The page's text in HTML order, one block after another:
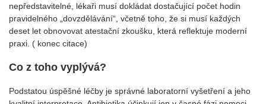
nepředstavitelné, lékaři musí dokládat dostačující počet hodin
pravidelného „dovzdělávání“, včetně toho, že si musí každých
deset let obnovovat atestační zkoušku, která reflektuje moderní
praxi. ( konec citace)
Co z toho vyplývá?
Podstatou úspěšné léčby je správné laboratorní vyšetření a jeho